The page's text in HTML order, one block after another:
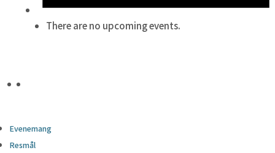
There are no upcoming events.
Evenemang
Resmål